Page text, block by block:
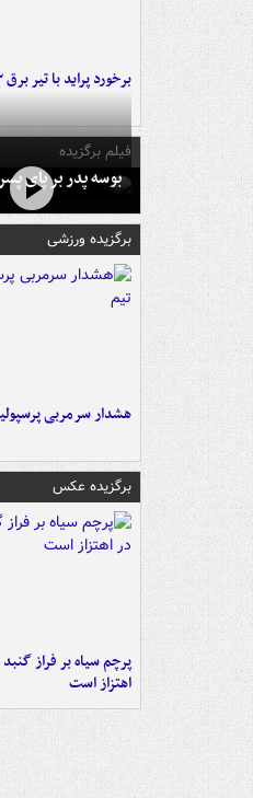
برخورد پراید با تیر برق ۲ فوتی بر جای گذاشت
فیلم برگزیده
بوسه‌ پدر بر پای
برگزیده ورزشی
هشدار سرمربی
برگزیده عکس
پرچم سیاه بر فراز
اهتزاز است